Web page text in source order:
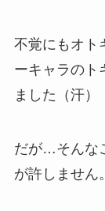
不覚にもオト
ーキャラのト
ました（汗）
だが…そんな
が許しません。